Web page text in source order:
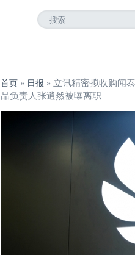
首页 » 日报 » 立讯精密拟收购闻
品负责人张逍然被曝离职